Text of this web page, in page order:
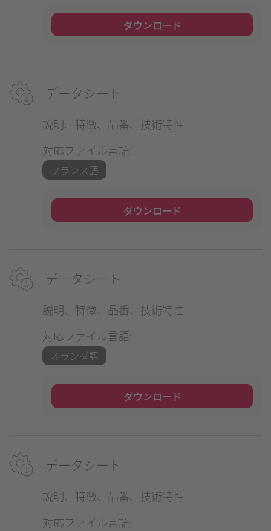
ダウンロード
データシート
説明、特徴、品番、技術特性
対応ファイル言語:
フランス語
ダウンロード
データシート
説明、特徴、品番、技術特性
対応ファイル言語:
オランダ語
ダウンロード
データシート
説明、特徴、品番、技術特性
対応ファイル言語: